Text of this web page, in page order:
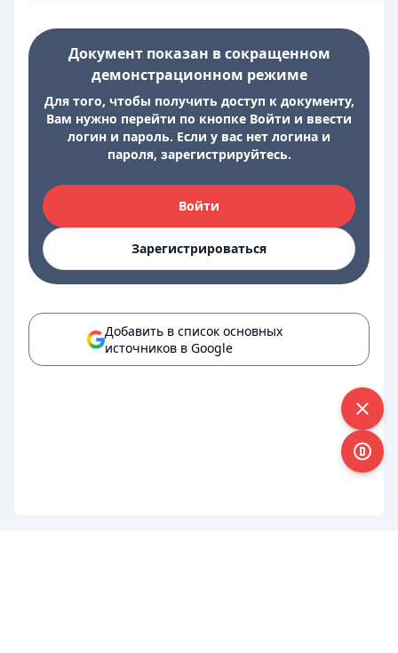
Документ показан в сокращенном
демонстрационном режиме
Для того, чтобы получить доступ к документу,
Вам нужно перейти по кнопке Войти и ввести
логин и пароль. Если у вас нет логина и
пароля, зарегистрируйтесь.
Войти
Зарегистрироваться
Добавить в список основных
источников в Google